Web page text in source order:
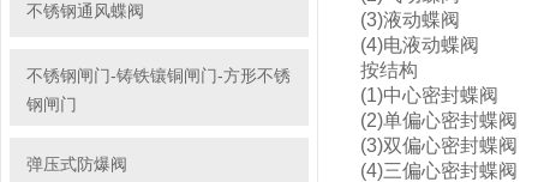
不锈钢通风蝶阀
不锈钢闸门-铸铁镶铜闸门-方形不锈
钢闸门
弹压式防爆阀
(3)液动蝶阀
(4)电液动蝶阀
按结构
(1)中心密封蝶阀
(2)单偏心密封蝶阀
(3)双偏心密封蝶阀
(4)三偏心密封蝶阀